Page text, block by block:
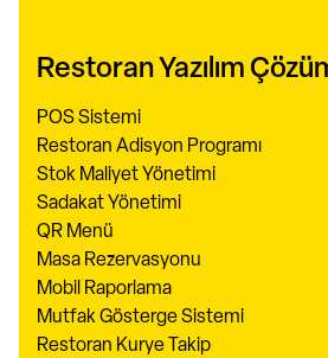
Restoran Yazılım
POS Sistemi
Restoran Adisyon Programı
Stok Maliyet Yönetimi
Sadakat Yönetimi
QR Menü
Masa Rezervasyonu
Mobil Raporlama
Mutfak Gösterge Sistemi
Restoran Kurye Takip